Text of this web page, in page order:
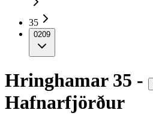
35
0209
Hringhamar 35 -
Hafnarfjörður